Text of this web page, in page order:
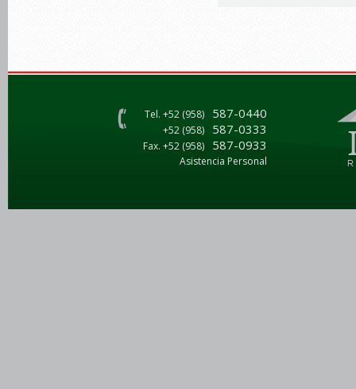
Tel. +52 (958) 587-0440
+52 (958) 587-0333
Fax. +52 (958) 587-0933
Asistencia Personal